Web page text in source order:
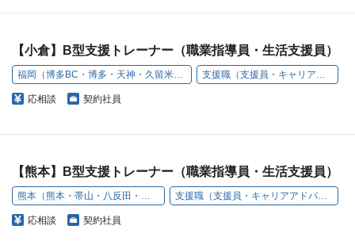
【小倉】B型支援トレーナー（職業指導員・生活支援員）
福岡（博多BC・博多・天神・久留米・小倉・うきは） 支援職（支援員・キャリアアドバイザー）
応相談 契約社員
【熊本】B型支援トレーナー（職業指導員・生活支援員）
熊本（熊本・帯山・八反田・原口町） 支援職（支援員・キャリアアドバイザー）
応相談 契約社員